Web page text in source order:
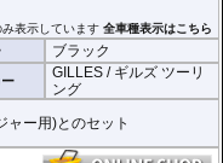
み表示しています全車種表示はこちら
ブラック
ー
GILLES / ギルズ ツーリ
ング
ー用)とのセット